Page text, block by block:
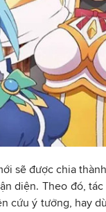
sẽ được chia
diện. Theo đó,
cứu ý tưởng, hay